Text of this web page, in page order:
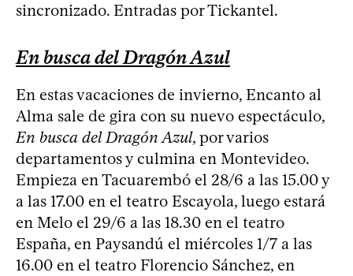
sincronizado. Entradas por Tickantel.
En busca del Dragón Azul
En estas vacaciones de invierno, Encanto al
Alma sale de gira con su nuevo espectáculo,
En busca del Dragón Azul, por varios
departamentos y culmina en Montevideo.
Empieza en Tacuarembó el 28/6 a las 15.00 y
a las 17.00 en el teatro Escayola, luego estará
en Melo el 29/6 a las 18.30 en el teatro
España, en Paysandú el miércoles 1/7 a las
16.00 en el teatro Florencio Sánchez, en